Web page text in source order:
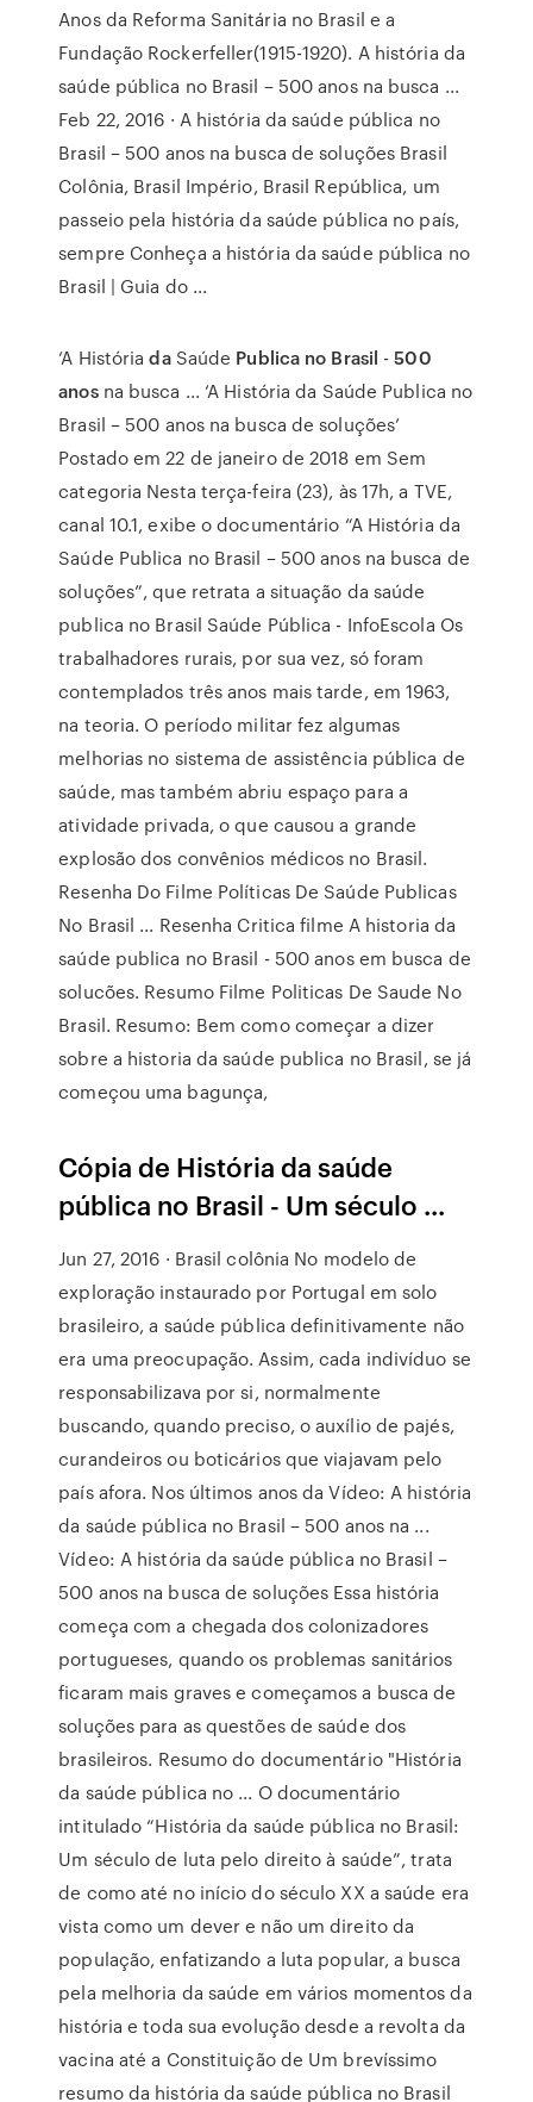
Anos da Reforma Sanitária no Brasil e a
Fundação Rockerfeller(1915-1920). A história da
saúde pública no Brasil – 500 anos na busca ...
Feb 22, 2016 · A história da saúde pública no
Brasil – 500 anos na busca de soluções Brasil
Colônia, Brasil Império, Brasil República, um
passeio pela história da saúde pública no país,
sempre Conheça a história da saúde pública no
Brasil | Guia do ...
‘A HistóriadaSaúde Publica no Brasil -500
anosna busca ... ‘A História da Saúde Publica no
Brasil – 500 anos na busca de soluções’
Postado em 22 de janeiro de 2018 em Sem
categoria Nesta terça-feira (23), às 17h, a TVE,
canal 10.1, exibe o documentário “A História da
Saúde Publica no Brasil – 500 anos na busca de
soluções”, que retrata a situação da saúde
publica no Brasil Saúde Pública - InfoEscola Os
trabalhadores rurais, por sua vez, só foram
contemplados três anos mais tarde, em 1963,
na teoria. O período militar fez algumas
melhorias no sistema de assistência pública de
saúde, mas também abriu espaço para a
atividade privada, o que causou a grande
explosão dos convênios médicos no Brasil.
Resenha Do Filme Políticas De Saúde Publicas
No Brasil ... Resenha Critica filme A historia da
saúde publica no Brasil - 500 anos em busca de
solucões. Resumo Filme Politicas De Saude No
Brasil. Resumo: Bem como começar a dizer
sobre a historia da saúde publica no Brasil, se já
começou uma bagunça,
Cópia de História da saúde
pública no Brasil - Um século ...
Jun 27, 2016 · Brasil colônia No modelo de
exploração instaurado por Portugal em solo
brasileiro, a saúde pública definitivamente não
era uma preocupação. Assim, cada indivíduo se
responsabilizava por si, normalmente
buscando, quando preciso, o auxílio de pajés,
curandeiros ou boticários que viajavam pelo
país afora. Nos últimos anos da Vídeo: A história
da saúde pública no Brasil – 500 anos na ...
Vídeo: A história da saúde pública no Brasil –
500 anos na busca de soluções Essa história
começa com a chegada dos colonizadores
portugueses, quando os problemas sanitários
ficaram mais graves e começamos a busca de
soluções para as questões de saúde dos
brasileiros. Resumo do documentário "História
da saúde pública no ... O documentário
intitulado “História da saúde pública no Brasil:
Um século de luta pelo direito à saúde”, trata
de como até no início do século XX a saúde era
vista como um dever e não um direito da
população, enfatizando a luta popular, a busca
pela melhoria da saúde em vários momentos da
história e toda sua evolução desde a revolta da
vacina até a Constituição de Um brevíssimo
resumo da história da saúde pública no Brasil